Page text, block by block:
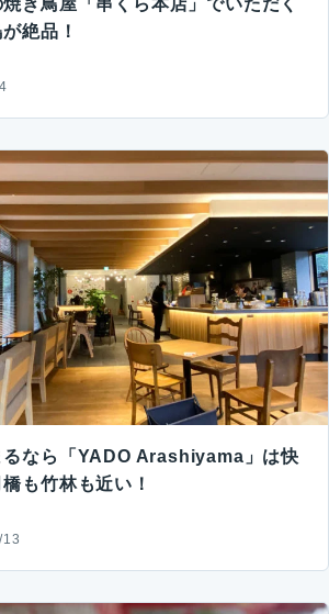
き鳥屋「串くら本店」でいただく
絶品！
るなら「YADO Arashiyama」は快
も竹林も近い！